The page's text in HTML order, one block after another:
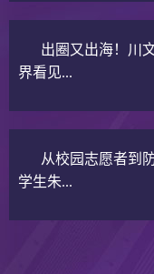
出圈又出海！川
界看见...
从校园志愿者到
学生朱...